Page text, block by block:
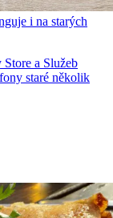
i na starých
a Služeb
staré několik